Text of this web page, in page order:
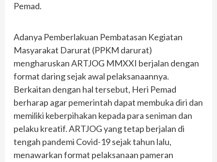
Pemad.
Adanya Pemberlakuan Pembatasan Kegiatan
Masyarakat Darurat (PPKM darurat)
mengharuskan ARTJOG MMXXI berjalan dengan
format daring sejak awal pelaksanaannya.
Berkaitan dengan hal tersebut, Heri Pemad
berharap agar pemerintah dapat membuka diri dan
memiliki keberpihakan kepada para seniman dan
pelaku kreatif. ARTJOG yang tetap berjalan di
tengah pandemi Covid-19 sejak tahun lalu,
menawarkan format pelaksanaan pameran